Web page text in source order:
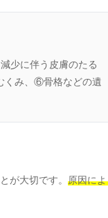
少に伴う皮膚のたる
くみ、⑥骨格などの遺
が大切です。 原因に